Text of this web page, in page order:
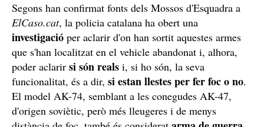
Segons han confirmat fonts dels Mossos d'Esquadra a
ElCaso.cat, la policia catalana ha obert una
investigació per aclarir d'on han sortit aquestes armes
que s'han localitzat en el vehicle abandonat i, alhora,
poder aclarir si són reals i, si ho són, la seva
funcionalitat, és a dir, si estan llestes per fer foc o no.
El model AK-74, semblant a les conegudes AK-47,
d'origen soviètic, però més lleugeres i de menys